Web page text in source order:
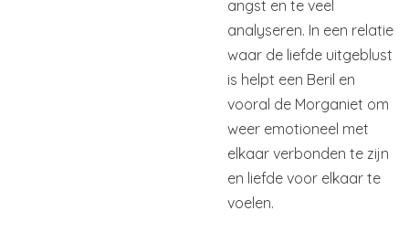
angst en te veel
analyseren. In een relatie
waar de liefde uitgeblust
is helpt een Beril en
vooral de Morganiet om
weer emotioneel met
elkaar verbonden te zijn
en liefde voor elkaar te
voelen.